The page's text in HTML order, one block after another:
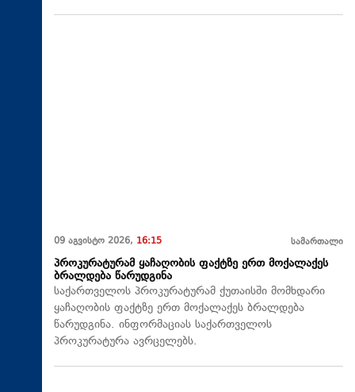
09 აგვისტო 2026, 16:15 სამართალი
პროკურატურამ ყაჩაღობის ფაქტზე ერთ მოქალაქეს
ბრალდება წარუდგინა
საქართველოს პროკურატურამ ქუთაისში მომხდარი
ყაჩაღობის ფაქტზე ერთ მოქალაქეს ბრალდება
წარუდგინა. ინფორმაციას საქართველოს
პროკურატურა ავრცელებს.